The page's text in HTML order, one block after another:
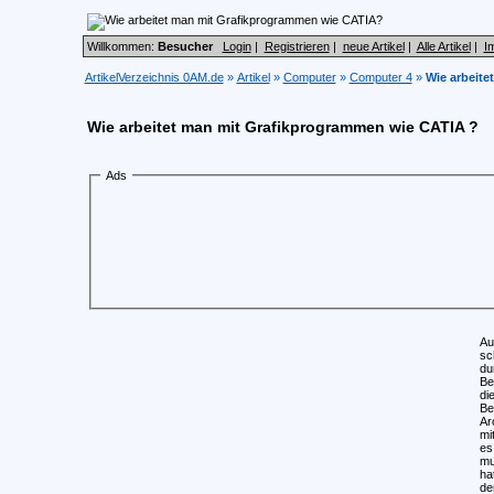
Willkommen: Besucher Login| Registrieren| neue Artikel| Alle Artikel|
ArtikelVerzeichnis 0AM.de» Artikel» Computer» Computer 4» Wie
Wie arbeitet man mit Grafikprogrammen wie CATIA ?
Ads